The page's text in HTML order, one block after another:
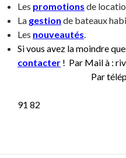
Les promotions de
La gestion de bateaux
Les nouveautés.
Si vous avez la moindre
contacter ! Par Mail à :
Par
ou
91 82